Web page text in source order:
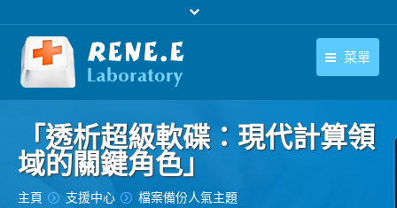
菜單
下載中心
購買
繁體中文
「透析超級軟碟：現代計算領
域的關鍵角色」
您在此处：
主頁 支援中心 檔案備份人氣主題